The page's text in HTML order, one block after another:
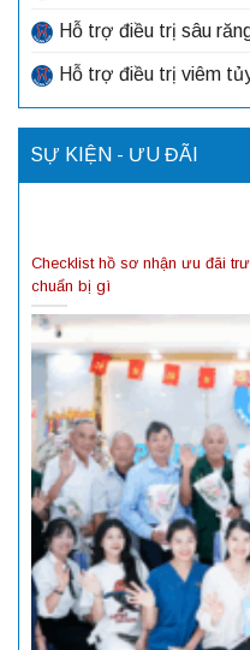
Hỗ trợ điều trị sâu
Hỗ trợ điều trị viêm
SỰ KIỆN - ƯU ĐÃI
Checklist hồ sơ nhận ưu đãi
chuẩn bị gì